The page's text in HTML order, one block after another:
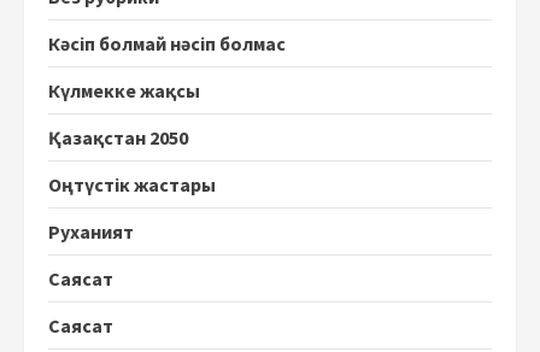
Кәсіп болмай нәсіп болмас
Күлмекке жақсы
Қазақстан 2050
Оңтүстік жастары
Руханият
Саясат
Саясат